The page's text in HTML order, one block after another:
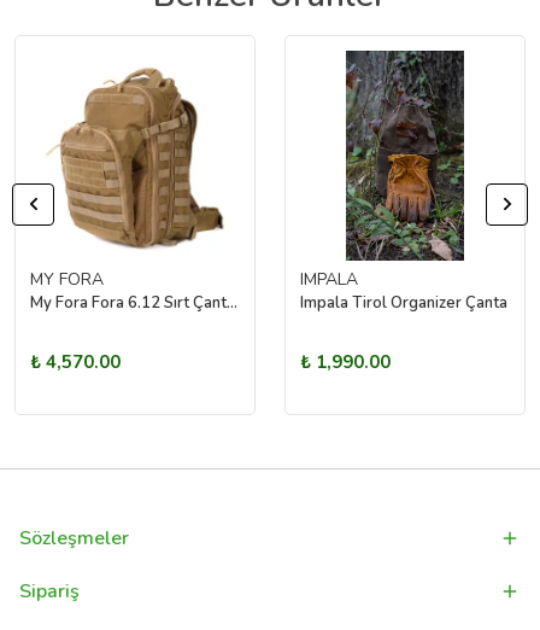
MY FORA
My Fora Fora 6.12 Sırt Çantası (Çöl Rengi)
₺ 4,570.00
IMPALA
Impala Tirol Organizer Çanta
₺ 1,990.00
Sözleşmeler
Sipariş